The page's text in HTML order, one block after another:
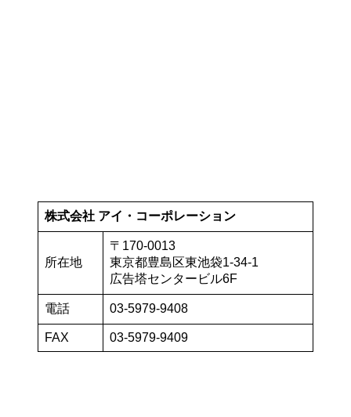
株式会社 アイ・コーポレーション
所在地
〒170-0013
東京都豊島区東池袋1-34-1
広告塔センタービル6F
電話 03-5979-9408
FAX 03-5979-9409